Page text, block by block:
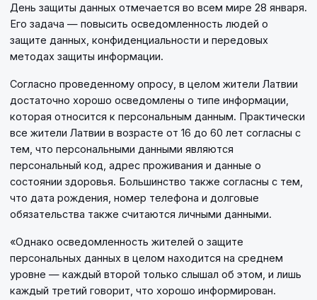
День защиты данных отмечается во всем мире 28 января.
Его задача — повысить осведомленность людей о
защите данных, конфиденциальности и передовых
методах защиты информации.
Согласно проведенному опросу, в целом жители Латвии
достаточно хорошо осведомлены о типе информации,
которая относится к персональным данным. Практически
все жители Латвии в возрасте от 16 до 60 лет согласны с
тем, что персональными данными являются
персональный код, адрес проживания и данные о
состоянии здоровья. Большинство также согласны с тем,
что дата рождения, номер телефона и долговые
обязательства также считаются личными данными.
«Однако осведомленность жителей о защите
персональных данных в целом находится на среднем
уровне — каждый второй только слышал об этом, и лишь
каждый третий говорит, что хорошо информирован.